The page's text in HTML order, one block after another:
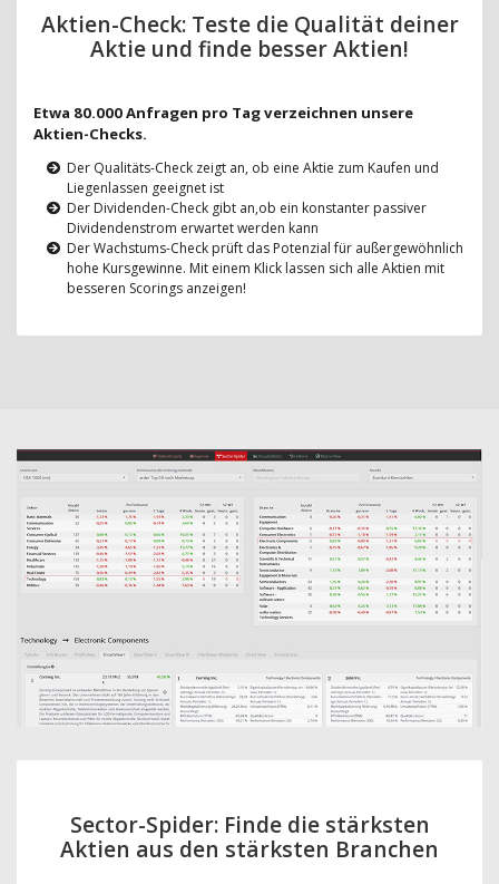
Aktien-Check: Teste die Qualität deiner
Aktie und finde besser Aktien!
Etwa 80.000 Anfragen pro Tag verzeichnen unsere
Aktien-Checks.
Der Qualitäts-Check zeigt an, ob eine Aktie zum Kaufen und
Liegenlassen geeignet ist
Der Dividenden-Check gibt an,ob ein konstanter passiver
Dividendenstrom erwartet werden kann
Der Wachstums-Check prüft das Potenzial für außergewöhnlich
hohe Kursgewinne. Mit einem Klick lassen sich alle Aktien mit
besseren Scorings anzeigen!
Sector-Spider: Finde die stärksten
Aktien aus den stärksten Branchen